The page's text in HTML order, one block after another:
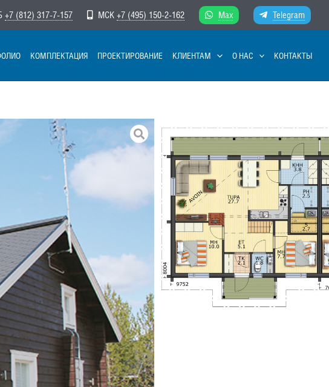
+7 (812) 317-7-157 МСК +7 (495) 150-2-162 Max Telegram
КОМПЛЕКТАЦИЯ ПРОЕКТИРОВАНИЕ КЛИЕНТАМ О НАС КОНТАКТЫ